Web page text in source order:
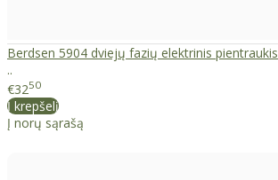
Berdsen 5904 dviejų fazių elektrinis pientraukis
..
€3250
Į krepšelį
Į norų sąrašą